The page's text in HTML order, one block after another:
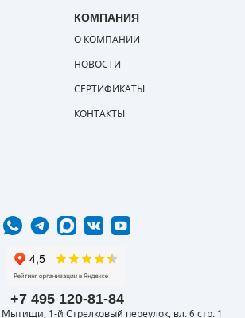
+7 495 120-81-84
Мытищи, 1-й Стрелковый переулок, вл. 6 стр. 1
КОМПАНИЯ
О КОМПАНИИ
НОВОСТИ
СЕРТИФИКАТЫ
КОНТАКТЫ